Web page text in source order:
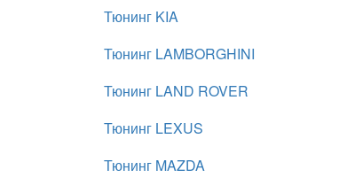
Тюнинг KIA
Тюнинг LAMBORGHINI
Тюнинг LAND ROVER
Тюнинг LEXUS
Тюнинг MAZDA